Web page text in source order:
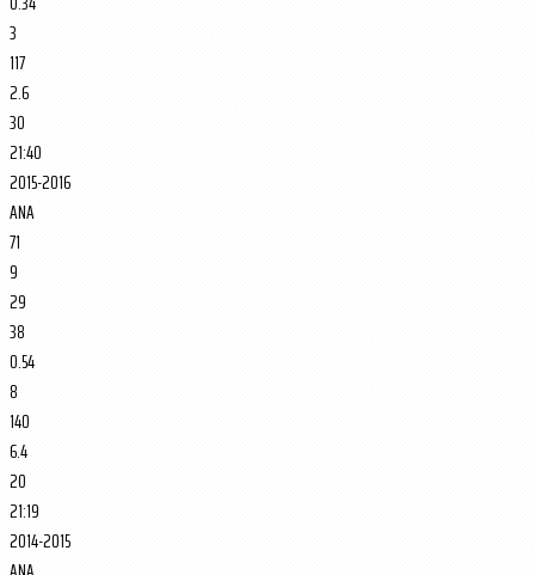
3
117
2.6
30
21:40
2015-2016
ANA
71
9
29
38
0.54
8
140
6.4
20
21:19
2014-2015